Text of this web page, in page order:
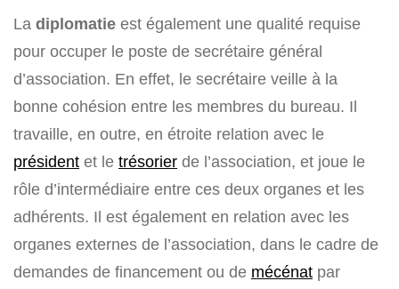
La diplomatie est également une qualité requise
pour occuper le poste de secrétaire général
d’association. En effet, le secrétaire veille à la
bonne cohésion entre les membres du bureau. Il
travaille, en outre, en étroite relation avec le
président et le trésorier de l’association, et joue le
rôle d’intermédiaire entre ces deux organes et les
adhérents. Il est également en relation avec les
organes externes de l’association, dans le cadre de
demandes de financement ou de mécénat par